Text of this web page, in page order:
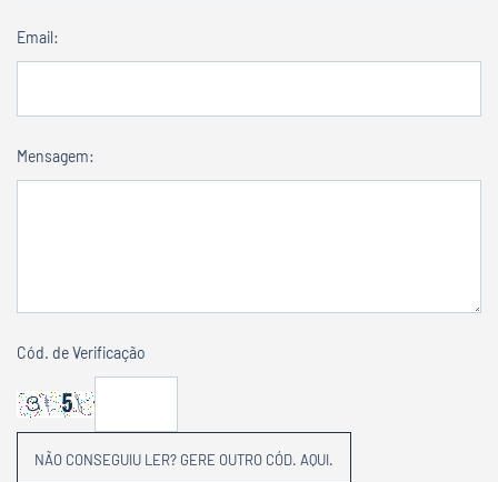
Email:
Mensagem:
Cód. de Verificação
NÃO CONSEGUIU LER? GERE OUTRO CÓD. AQUI.